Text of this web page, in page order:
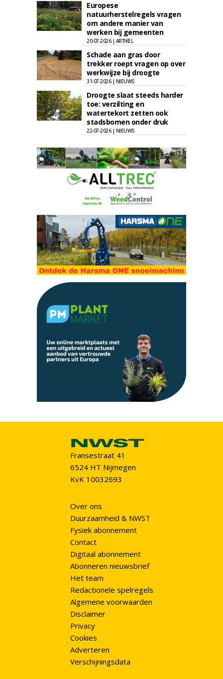
Europese
natuurherstelregels vragen
om andere manier van
werken bij gemeenten
20-07-2026 | ARTIKEL
Schade aan gras door
trekker roept vragen op over
werkwijze bij droogte
31-07-2026 | NIEUWS
Droogte slaat steeds harder
toe: verzilting en
watertekort zetten ook
stadsbomen onder druk
22-07-2026 | NIEUWS
Fransestraat 41
6524 HT Nijmegen
KvK 10032693
Over ons
Duurzaamheid & NWST
Fysiek abonnement
Contact
Digitaal abonnement
Abonneren nieuwsbrief
Het team
Redactionele spelregels
Algemene voorwaarden
Disclaimer
Privacy
Cookies
Adverteren
Verschijningsdata